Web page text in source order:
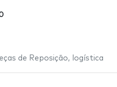
de Reposição, logística